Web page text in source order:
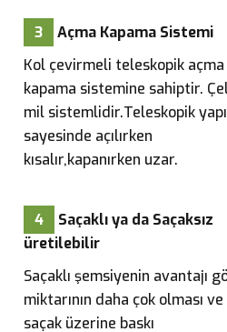
3
Açma Kapama Sistemi
Kol çevirmeli teleskopik açma
kapama sistemine sahiptir.
mil sistemlidir.Teleskopik
sayesinde açılırken
kısalır,kapanırken uzar.
4
Saçaklı ya da Saçaksız
üretilebilir
Saçaklı şemsiyenin avantajı
miktarının daha çok olması ve
saçak üzerine baskı